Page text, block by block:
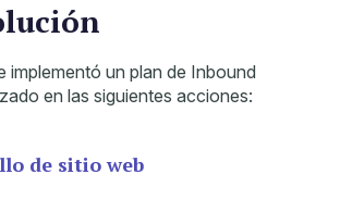
implementó un plan de Inbound
en las siguientes acciones:
de sitio web